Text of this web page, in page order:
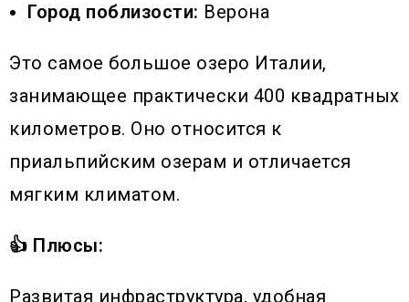
Город поблизости: Верона
Это самое большое озеро Италии,
занимающее практически 400 квадратных
километров. Оно относится к
приальпийским озерам и отличается
мягким климатом.
👍 Плюсы:
Развитая инфраструктура, удобная